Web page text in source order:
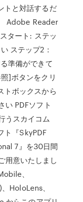
トと対話するだ
Adobe Reader
タート: ステッ
ステップ2：
準備ができて
]ボタンをクリ
トボックスから
い PDFソフト
うスカイコム
ト『SkyPDF
7』を30日間
用意いたしまし
、
HoloLens、